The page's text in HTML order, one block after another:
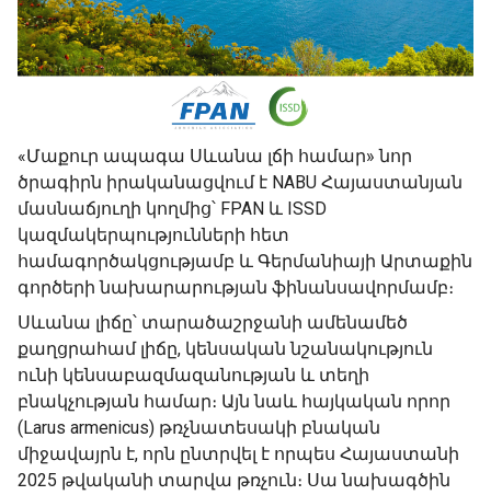
«Մաքուր ապագա Սևանա լճի համար» նոր
ծրագիրն իրականացվում է NABU Հայաստանյան
մասնաճյուղի կողմից՝ FPAN և ISSD
կազմակերպությունների հետ
համագործակցությամբ և Գերմանիայի Արտաքին
գործերի նախարարության ֆինանսավորմամբ։
Սևանա լիճը՝ տարածաշրջանի ամենամեծ
քաղցրահամ լիճը, կենսական նշանակություն
ունի կենսաբազմազանության և տեղի
բնակչության համար։ Այն նաև հայկական որոր
(Larus armenicus) թռչնատեսակի բնական
միջավայրն է, որն ընտրվել է որպես Հայաստանի
2025 թվականի տարվա թռչուն։ Սա նախագծին